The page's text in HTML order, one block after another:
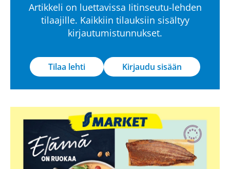
Artikkeli on luettavissa Iitinseutu-lehden
tilaajille. Kaikkiin tilauksiin sisältyy
kirjautumistunnukset.
Tilaa lehti Kirjaudu sisään